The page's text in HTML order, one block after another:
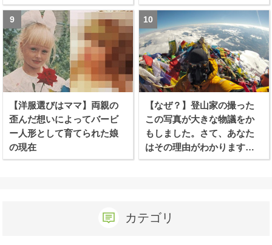
【洋服選びはママ】両親の
歪んだ想いによってバービ
ー人形として育てられた娘
の現在
【なぜ？】登山家の撮った
この写真が大きな物議をか
もしました。さて、あなた
はその理由がわかります
か？
カテゴリ